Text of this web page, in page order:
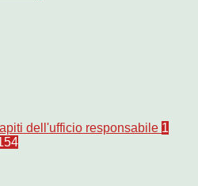
dell'ufficio responsabile 1